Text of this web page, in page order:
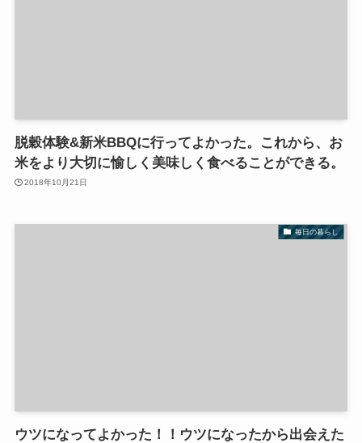
脱穀体験&新米BBQに行ってよかった。これから、お
米をより大切に愉しく美味しく食べることができる。
2018年10月21日
毎日の暮らし
ウツになってよかった！！ウツになったから出会えた